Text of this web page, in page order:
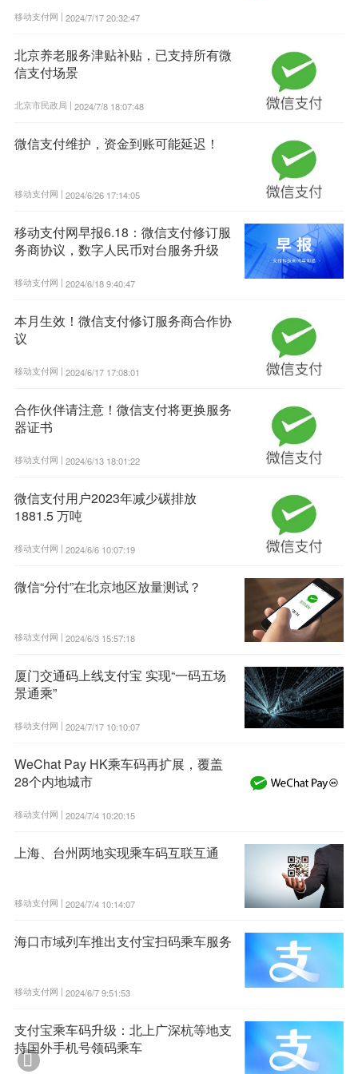
移动支付网 | 2024/7/17 20:32:47
北京养老服务津贴补贴，已支持所有微
信支付场景
北京市民政局 | 2024/7/8 18:07:48
微信支付维护，资金到账可能延迟！
移动支付网 | 2024/6/26 17:14:05
移动支付网早报6.18：微信支付修订服
务商协议，数字人民币对台服务升级
移动支付网 | 2024/6/18 9:40:47
本月生效！微信支付修订服务商合作协
议
移动支付网 | 2024/6/17 17:08:01
合作伙伴请注意！微信支付将更换服务
器证书
移动支付网 | 2024/6/13 18:01:22
微信支付用户2023年减少碳排放
1881.5 万吨
移动支付网 | 2024/6/6 10:07:19
微信“分付”在北京地区放量测试？
移动支付网 | 2024/6/3 15:57:18
厦门交通码上线支付宝 实现“一码五场
景通乘”
移动支付网 | 2024/7/17 10:10:07
WeChat Pay HK乘车码再扩展，覆盖
28个内地城市
移动支付网 | 2024/7/4 10:20:15
上海、台州两地实现乘车码互联互通
移动支付网 | 2024/7/4 10:14:07
海口市域列车推出支付宝扫码乘车服务
移动支付网 | 2024/6/7 9:51:53
支付宝乘车码升级：北上广深杭等地支
持国外手机号领码乘车
